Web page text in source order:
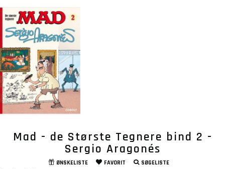
Mad - de Største Tegnere bind 2 -
Sergio Aragonés
ØNSKELISTE FAVORIT SØGELISTE